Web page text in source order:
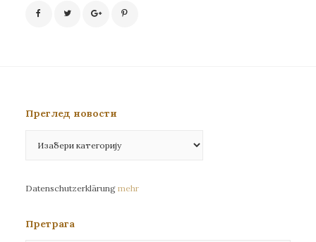
Преглед новости
новости
Datenschutzerklärung mehr
Претрага